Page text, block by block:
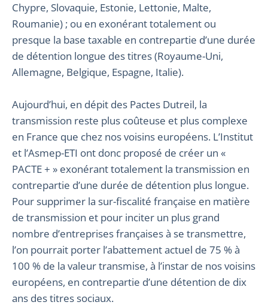
Chypre, Slovaquie, Estonie, Lettonie, Malte,
Roumanie) ; ou en exonérant totalement ou
presque la base taxable en contrepartie d’une durée
de détention longue des titres (Royaume-Uni,
Allemagne, Belgique, Espagne, Italie).
Aujourd’hui, en dépit des Pactes Dutreil, la
transmission reste plus coûteuse et plus complexe
en France que chez nos voisins européens. L’Institut
et l’Asmep-ETI ont donc proposé de créer un «
PACTE + » exonérant totalement la transmission en
contrepartie d’une durée de détention plus longue.
Pour supprimer la sur-fiscalité française en matière
de transmission et pour inciter un plus grand
nombre d’entreprises françaises à se transmettre,
l’on pourrait porter l’abattement actuel de 75 % à
100 % de la valeur transmise, à l’instar de nos voisins
européens, en contrepartie d’une détention de dix
ans des titres sociaux.